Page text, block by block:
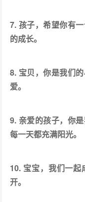
7. 孩子，希望你有
的成长。
8. 宝贝，你是我们
爱。
9. 亲爱的孩子，你
每一天都充满阳光。
10. 宝宝，我们一
开。